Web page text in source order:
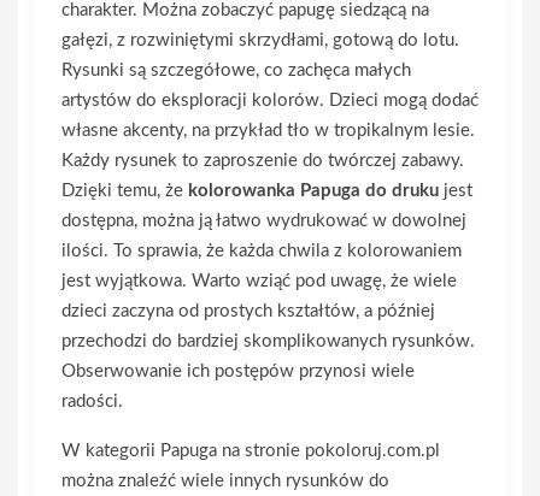
charakter. Można zobaczyć papugę siedzącą na
gałęzi, z rozwiniętymi skrzydłami, gotową do lotu.
Rysunki są szczegółowe, co zachęca małych
artystów do eksploracji kolorów. Dzieci mogą dodać
własne akcenty, na przykład tło w tropikalnym lesie.
Każdy rysunek to zaproszenie do twórczej zabawy.
Dzięki temu, że kolorowanka Papuga do druku jest
dostępna, można ją łatwo wydrukować w dowolnej
ilości. To sprawia, że każda chwila z kolorowaniem
jest wyjątkowa. Warto wziąć pod uwagę, że wiele
dzieci zaczyna od prostych kształtów, a później
przechodzi do bardziej skomplikowanych rysunków.
Obserwowanie ich postępów przynosi wiele
radości.
W kategorii Papuga na stronie pokoloruj.com.pl
można znaleźć wiele innych rysunków do